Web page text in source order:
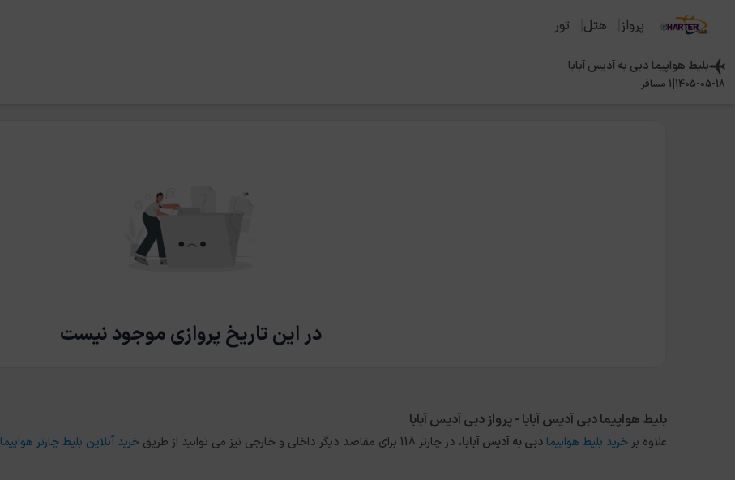
پرواز هتل تور
بلیط هواپیمادبی بهآدیس آبابا
1405-05-18
|
1 مسافر
در این تاریخ پروازی موجود نیست
بلیط هواپیما دبی آدیس آبابا - پرواز دبی آدیس آبابا
علاوه بر خرید بلیط هواپیما دبیبه آدیس آبابا، در چارتر 118 برای مقاصد دیگر داخلی و خارجی نیز می توانید از طریق خرید آنلاین بلیط چارتر هواپیما